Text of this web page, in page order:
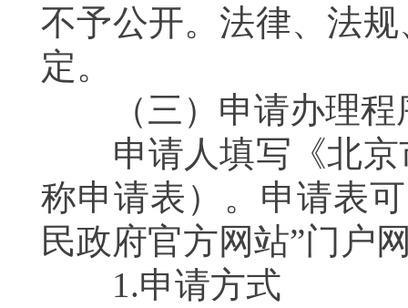
不予公开。法律、法
定。
（三）申请办理
申请人填写《北京
称申请表）。申请表
民政府官方网站”门
1.申请方式